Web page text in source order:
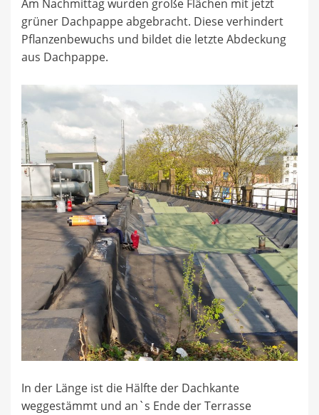
Am Nachmittag wurden große Flächen mit jetzt
grüner Dachpappe abgebracht. Diese verhindert
Pflanzenbewuchs und bildet die letzte Abdeckung
aus Dachpappe.
In der Länge ist die Hälfte der Dachkante
weggestämmt und an`s Ende der Terrasse